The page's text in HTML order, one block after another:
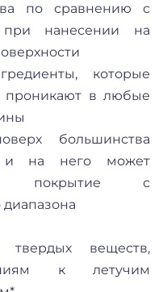
по сравнению с
нанесении на
которые
проникают в любые
большинства
и на него может
покрытие с
веществ,
к летучим